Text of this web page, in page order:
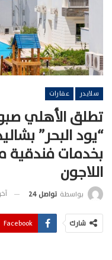
سلايدر عقارات
تطلق الأهلي
“يود البحر”
بخدمات فندقية
اللاجون
بواسطة تواصل 24
شارك Facebook